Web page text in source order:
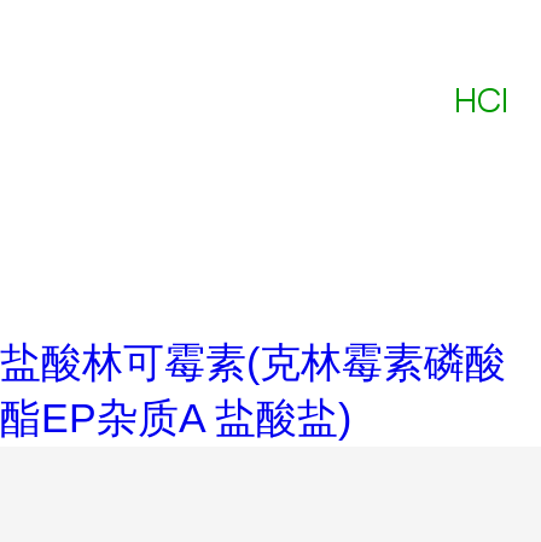
盐酸林可霉素(克林霉素磷酸
酯EP杂质A 盐酸盐)